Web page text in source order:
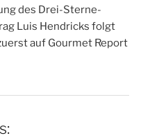
des Drei-Sterne-
Luis Hendricks folgt
auf Gourmet Report